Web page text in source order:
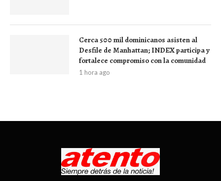
Cerca 500 mil dominicanos asisten al
Desfile de Manhattan; INDEX participa y
fortalece compromiso con la comunidad
1 hora ago